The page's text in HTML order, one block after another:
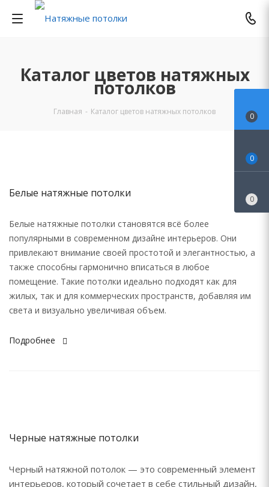
Каталог цветов натяжных
потолков
Главная - Каталог цветов натяжных потолков
Белые натяжные потолки
Белые натяжные потолки становятся всё более
популярными в современном дизайне интерьеров. Они
привлекают внимание своей простотой и элегантностью, а
также способны гармонично вписаться в любое
помещение. Такие потолки идеально подходят как для
жилых, так и для коммерческих пространств, добавляя им
света и визуально увеличивая объем.
Подробнее
Черные натяжные потолки
Черный натяжной потолок — это современный элемент
интерьеров, который сочетает в себе стильный дизайн,
0
0
0